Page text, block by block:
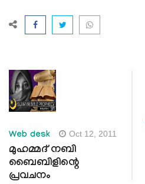
Web desk Oct 12, 2011
മുഹമ്മദ് നബി
ബൈബിളിന്റെ
പ്രവചനം